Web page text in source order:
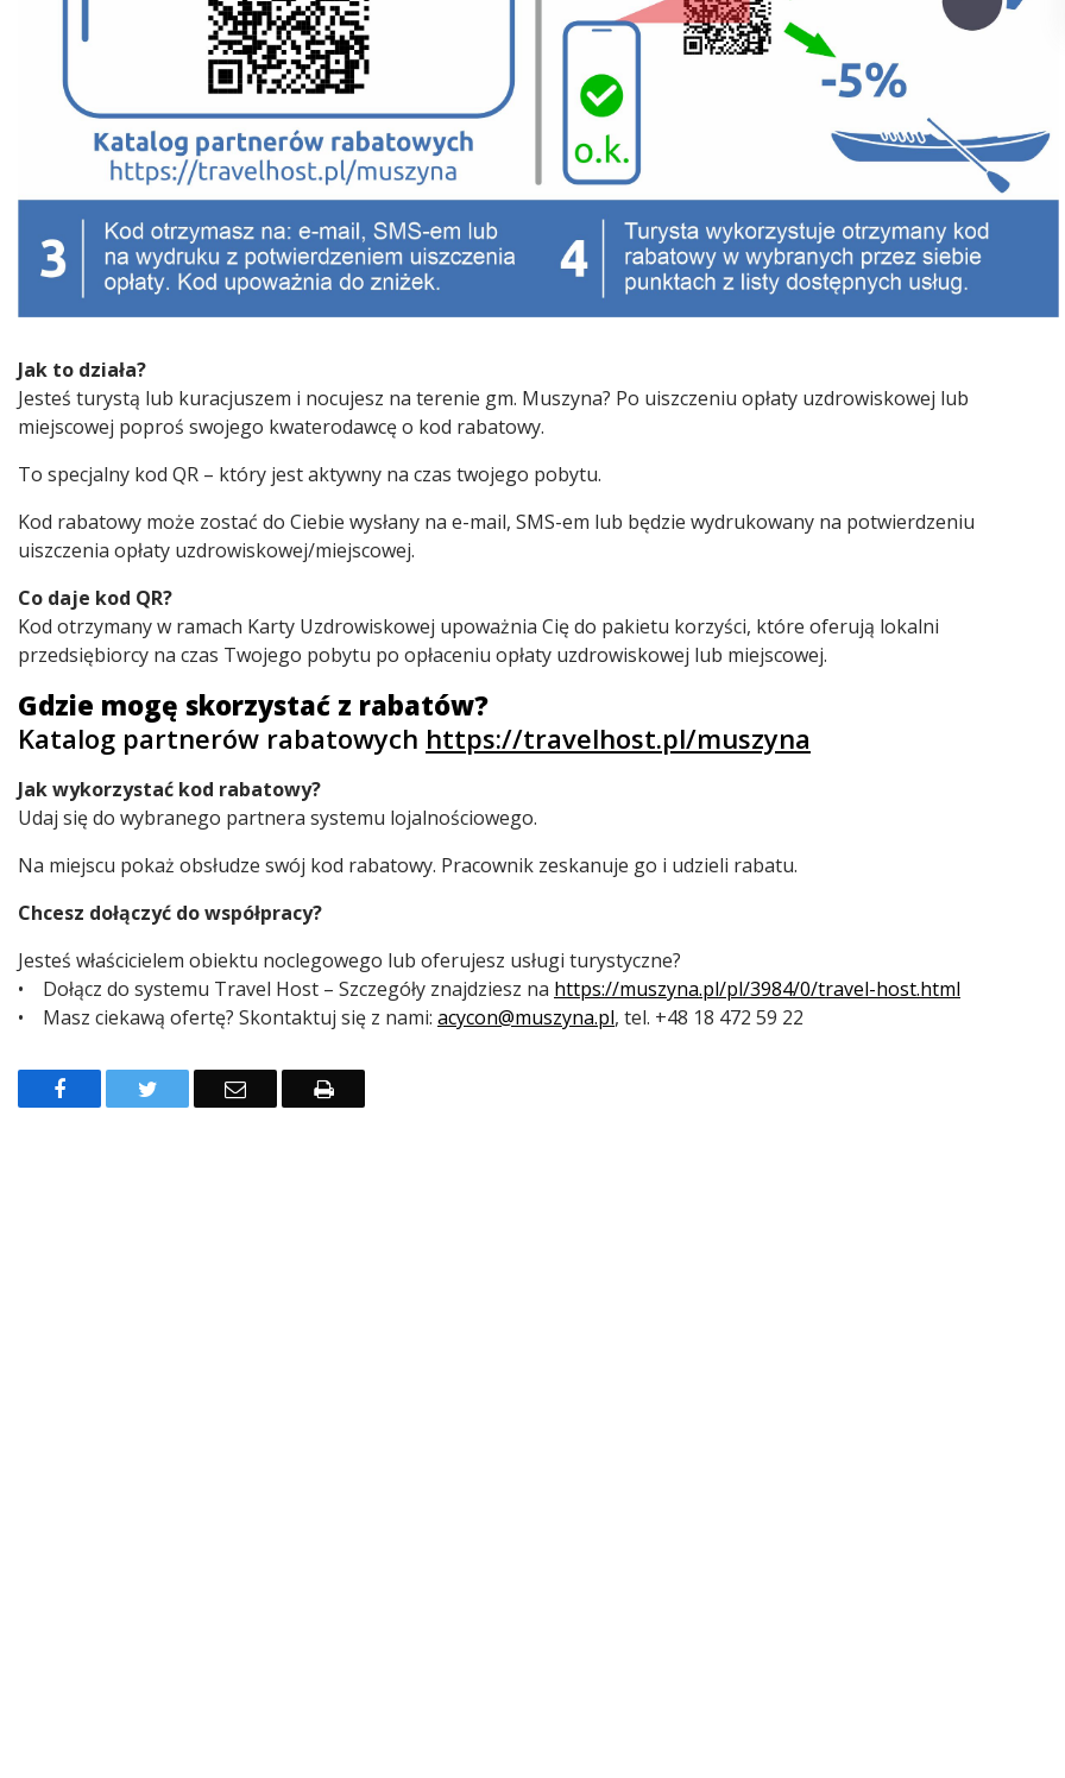
Jak to działa?
Jesteś turystą lub kuracjuszem i nocujesz na terenie gm. Muszyna? Po uiszczeniu opłaty uzdrowiskowej lub
miejscowej poproś swojego kwaterodawcę o kod rabatowy.
To specjalny kod QR – który jest aktywny na czas twojego pobytu.
Kod rabatowy może zostać do Ciebie wysłany na e-mail, SMS-em lub będzie wydrukowany na potwierdzeniu
uiszczenia opłaty uzdrowiskowej/miejscowej.
Co daje kod QR?
Kod otrzymany w ramach Karty Uzdrowiskowej upoważnia Cię do pakietu korzyści, które oferują lokalni
przedsiębiorcy na czas Twojego pobytu po opłaceniu opłaty uzdrowiskowej lub miejscowej.
Gdzie mogę skorzystać z rabatów?
Katalog partnerów rabatowych https://travelhost.pl/muszyna
Jak wykorzystać kod rabatowy?
Udaj się do wybranego partnera systemu lojalnościowego.
Na miejscu pokaż obsłudze swój kod rabatowy. Pracownik zeskanuje go i udzieli rabatu.
Chcesz dołączyć do współpracy?
Jesteś właścicielem obiektu noclegowego lub oferujesz usługi turystyczne?
• Dołącz do systemu Travel Host – Szczegóły znajdziesz na https://muszyna.pl/pl/3984/0/travel-host.html
• Masz ciekawą ofertę? Skontaktuj się z nami: acycon@muszyna.pl, tel. +48 18 472 59 22
FacebookTwitter Email Drukuj
Badania ankietowe w Małopolsce